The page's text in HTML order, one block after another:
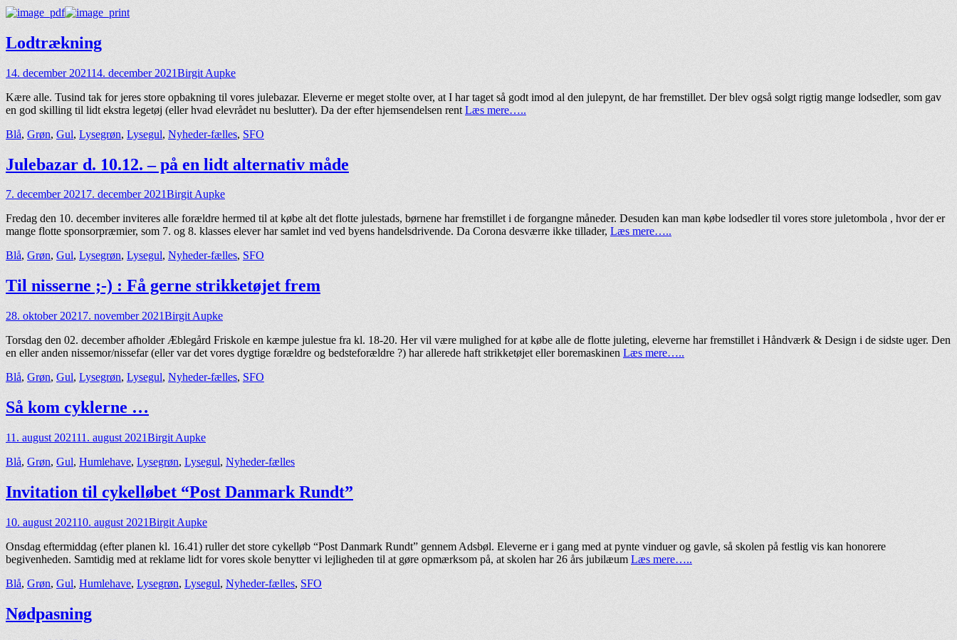
Lodtrækning
Udgivet
14. december 202114. december 2021Forfatter
Birgit Aupke
Kære alle. Tusind tak for jeres store opbakning til vores julebazar. Eleverne er meget stolte over, at I har taget så godt imod al den julepynt, de har fremstillet. Der blev også solgt rigtig mange lodsedler, som gav
en god skilling til lidt ekstra legetøj (eller hvad elevrådet nu beslutter). Da der efter hjemsendelsen rent Læs mere…..
kategorier
Blå, Grøn, Gul, Lysegrøn, Lysegul, Nyheder-fælles, SFO
Julebazar d. 10.12. – på en lidt alternativ måde
Udgivet
7. december 20217. december 2021Forfatter
Birgit Aupke
Fredag den 10. december inviteres alle forældre hermed til at købe alt det flotte julestads, børnene har fremstillet i de forgangne måneder. Desuden kan man købe lodsedler til vores store juletombola , hvor der er
mange flotte sponsorpræmier, som 7. og 8. klasses elever har samlet ind ved byens handelsdrivende. Da Corona desværre ikke tillader, Læs mere…..
kategorier
Blå, Grøn, Gul, Lysegrøn, Lysegul, Nyheder-fælles, SFO
Til nisserne ;-) : Få gerne strikketøjet frem
Udgivet
28. oktober 2021 7. november 2021Forfatter
Birgit Aupke
Torsdag den 02. december afholder Æblegård Friskole en kæmpe julestue fra kl. 18-20. Her vil være mulighed for at købe alle de flotte juleting, eleverne har fremstillet i Håndværk & Design i de sidste uger. Den
en eller anden nissemor/nissefar (eller var det vores dygtige forældre og bedsteforældre ?) har allerede haft strikketøjet eller boremaskinen Læs mere…..
kategorier
Blå, Grøn, Gul, Lysegrøn, Lysegul, Nyheder-fælles, SFO
Så kom cyklerne …
Udgivet
11. august 202111. august 2021Forfatter
Birgit Aupke
kategorier
Blå, Grøn, Gul, Humlehave, Lysegrøn, Lysegul, Nyheder-fælles
Invitation til cykelløbet “Post Danmark Rundt”
Udgivet
10. august 202110. august 2021Forfatter
Birgit Aupke
Onsdag eftermiddag (efter planen kl. 16.41) ruller det store cykelløb “Post Danmark Rundt” gennem Adsbøl. Eleverne er i gang med at pynte vinduer og gavle, så skolen på festlig vis kan honorere
begivenheden. Samtidig med at reklame lidt for vores skole benytter vi lejligheden til at gøre opmærksom på, at skolen har 26 års jubilæum Læs mere…..
kategorier
Blå, Grøn, Gul, Humlehave, Lysegrøn, Lysegul, Nyheder-fælles, SFO
Nødpasning